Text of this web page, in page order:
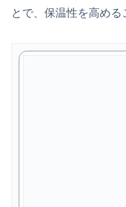
とで、保温性を高める